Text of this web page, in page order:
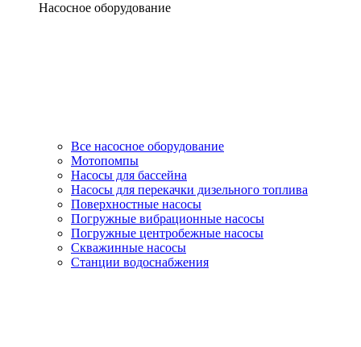
Насосное оборудование
Все насосное оборудование
Мотопомпы
Насосы для бассейна
Насосы для перекачки дизельного топлива
Поверхностные насосы
Погружные вибрационные насосы
Погружные центробежные насосы
Скважинные насосы
Станции водоснабжения